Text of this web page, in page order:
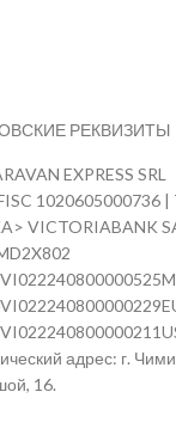
РЕКВИЗИТЫ
EXPRESS SRL
1020605000736
VICTORIABANK
адрес: г.
16.